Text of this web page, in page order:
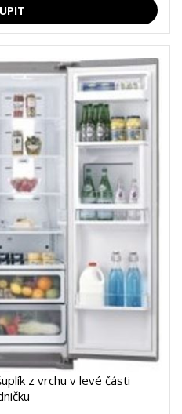
z vrchu v levé části